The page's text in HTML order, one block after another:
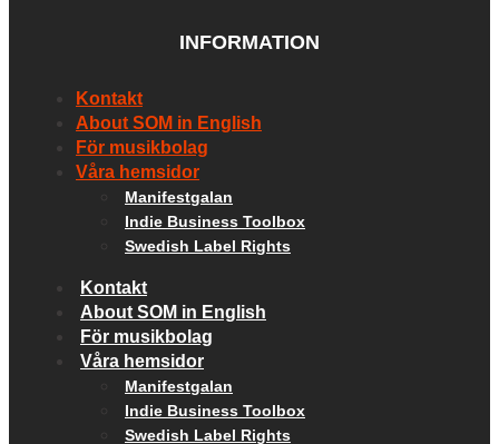
INFORMATION
Kontakt
About SOM in English
För musikbolag
Våra hemsidor
Manifestgalan
Indie Business Toolbox
Swedish Label Rights
Kontakt
About SOM in English
För musikbolag
Våra hemsidor
Manifestgalan
Indie Business Toolbox
Swedish Label Rights